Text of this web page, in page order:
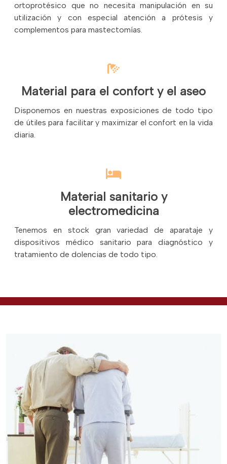
ortoprotésico que no necesita manipulación en su
utilización y con especial atención a prótesis y
complementos para mastectomías.
Material para el confort y el aseo
Disponemos en nuestras exposiciones de todo tipo
de útiles para facilitar y maximizar el confort en la vida
diaria.
Material sanitario y
electromedicina
Tenemos en stock gran variedad de aparataje y
dispositivos médico sanitario para diagnóstico y
tratamiento de dolencias de todo tipo.